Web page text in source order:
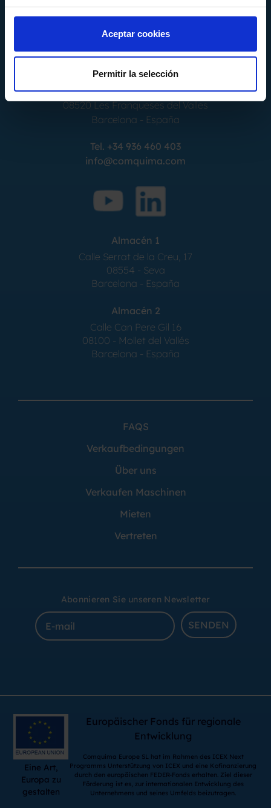
Aceptar cookies
Permitir la selección
Calle Alemania, 32
08520 Les Franqueses del Valles
Barcelona - España
Tel. +34 936 460 403
info@comquima.com
Almacén 1
Calle Serrat de la Creu, 17
08554 - Seva
Barcelona - España
Almacén 2
Calle Can Pere Gil 16
08100 - Mollet del Vallés
Barcelona - España
FAQS
Verkaufbedingungen
Über uns
Verkaufen Maschinen
Mieten
Vertreten
Abonnieren Sie unseren Newsletter
SENDEN
Eine Art,
Europa zu
gestalten
Europäischer Fonds für regionale
Entwicklung
Comquima Europe SL hat im Rahmen des ICEX Next
Programms Unterstützung von ICEX und eine Kofinanzierung
durch den europäischen FEDER-Fonds erhalten. Ziel dieser
Förderung ist es, zur internationalen Entwicklung des
Unternehmens und seines Umfelds beizutragen.